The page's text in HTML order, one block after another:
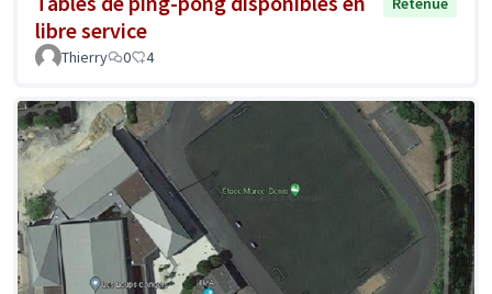
libre service
Thierry 0 4